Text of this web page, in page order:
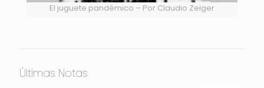
El juguete pandémico – Por Claudio Zeiger
Últimas Notas